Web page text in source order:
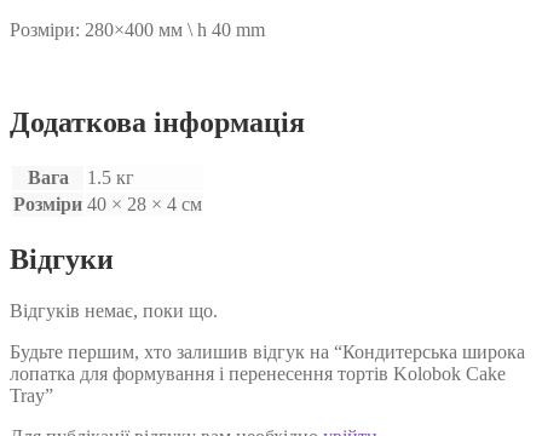
Розміри: 280×400 мм \ h 40 mm
Додаткова інформація
Вага
1.5 кг
Розміри 40 × 28 × 4 см
Відгуки
Відгуків немає, поки що.
Будьте першим, хто залишив відгук на “Кондитерська широка
лопатка для формування і перенесення тортів Kolobok Cake
Tray”